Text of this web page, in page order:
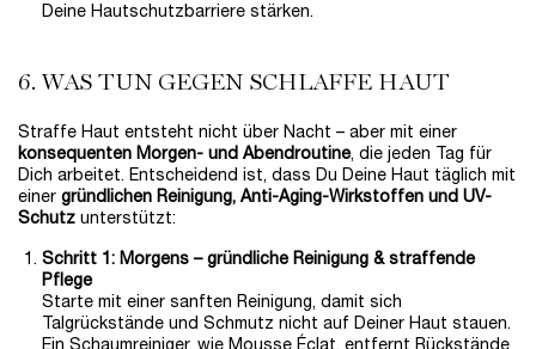
Deine Hautschutzbarriere stärken.
6. WAS TUN GEGEN SCHLAFFE HAUT
Straffe Haut entsteht nicht über Nacht – aber mit einer
konsequenten Morgen- und Abendroutine, die jeden Tag für
Dich arbeitet. Entscheidend ist, dass Du Deine Haut täglich mit
einer gründlichen Reinigung, Anti-Aging-Wirkstoffen und UV-
Schutz unterstützt:
Schritt 1: Morgens – gründliche Reinigung & straffende
Pflege
Starte mit einer sanften Reinigung, damit sich
Talgrückstände und Schmutz nicht auf Deiner Haut stauen.
Ein Schaumreiniger, wie Mousse Éclat, entfernt Rückstände